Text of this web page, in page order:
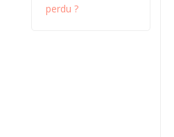
perdu ?